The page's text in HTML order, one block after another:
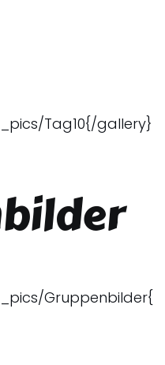
Tag10{/gallery}
Gruppenbilder{